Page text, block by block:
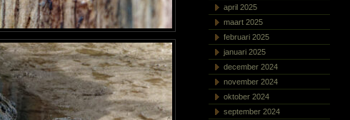
april 2025
maart 2025
februari 2025
januari 2025
december 2024
november 2024
oktober 2024
september 2024